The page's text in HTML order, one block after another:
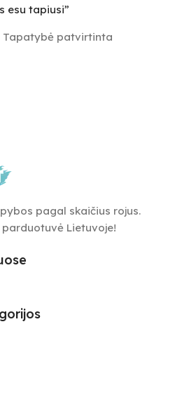
esu tapiusi”
Tapatybė patvirtinta
pagal skaičius rojus.
Lietuvoje!